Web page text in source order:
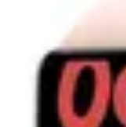
Activités Nautiques
Mer et Loisirs